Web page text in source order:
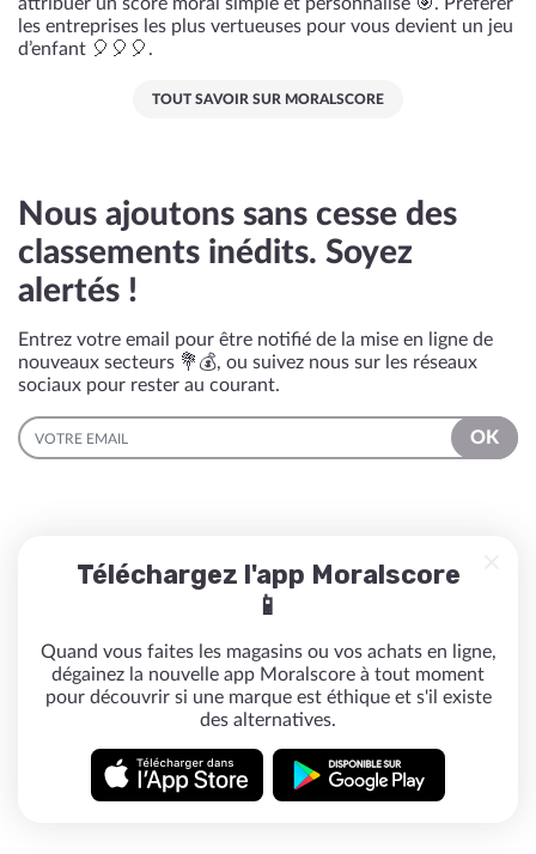
les entreprises les plus vertueuses pour vous devient un jeu
d’enfant 🎈🎈🎈.
TOUT SAVOIR SUR MORALSCORE
Nous ajoutons sans cesse des
classements inédits. Soyez
alertés !
Entrez votre email pour être notifié de la mise en ligne de
nouveaux secteurs 💐💰, ou suivez nous sur les réseaux
sociaux pour rester au courant.
EMAIL
OK
Téléchargez l'app Moralscore
📱
Quand vous faites les magasins ou vos achats en ligne,
dégainez la nouvelle app Moralscore à tout moment
pour découvrir si une marque est éthique et s'il existe
des alternatives.